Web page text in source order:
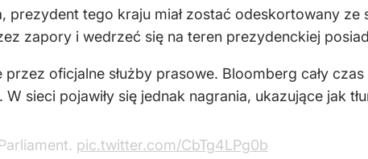
prezydent tego kraju miał zostać odeskortowany
zapory i wedrzeć się na teren prezydenckiej
oficjalne służby prasowe. Bloomberg cały
sieci pojawiły się jednak nagrania, ukazujące jak
pic.twitter.com/CbTg4LPg0b